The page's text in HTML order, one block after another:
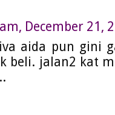
December 21,
aida pun gini
beli. jalan2 kat